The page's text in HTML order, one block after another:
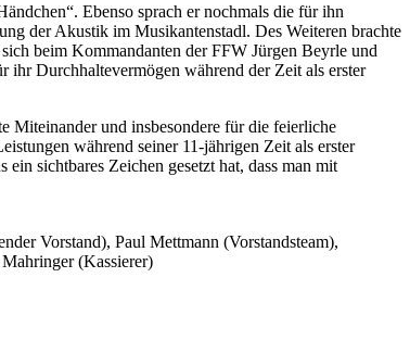
Ebenso sprach er nochmals die für ihn
der Akustik im Musikantenstadl. Des Weiteren brachte
beim Kommandanten der FFW Jürgen Beyrle und
ihr Durchhaltevermögen während der Zeit als erster
Miteinander und insbesondere für die feierliche
während seiner 11-jährigen Zeit als erster
sichtbares Zeichen gesetzt hat, dass man mit
Vorstand), Paul Mettmann (Vorstandsteam),
(Kassierer)